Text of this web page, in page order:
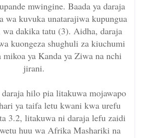
mwingine. Baada ya daraja
wa kuvuka unatarajiwa kupungua
dakika tatu (3). Aidha, daraja
kuongeza shughuli za kiuchumi
mikoa ya Kanda ya Ziwa na nchi
jirani.
hilo pia litakuwa mojawapo
ya taifa letu kwani kwa urefu
3.2, litakuwa ni daraja lefu zaidi
huu wa Afrika Mashariki na